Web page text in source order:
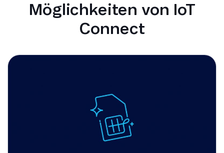
Möglichkeiten von IoT
Connect